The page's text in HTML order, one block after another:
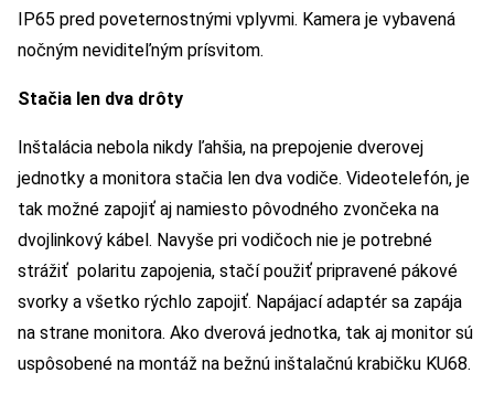
IP65 pred poveternostnými vplyvmi. Kamera je vybavená
nočným neviditeľným prísvitom.
Stačia len dva drôty
Inštalácia nebola nikdy ľahšia, na prepojenie dverovej
jednotky a monitora stačia len dva vodiče. Videotelefón, je
tak možné zapojiť aj namiesto pôvodného zvončeka na
dvojlinkový kábel. Navyše pri vodičoch nie je potrebné
strážiť polaritu zapojenia, stačí použiť pripravené pákové
svorky a všetko rýchlo zapojiť. Napájací adaptér sa zapája
na strane monitora. Ako dverová jednotka, tak aj monitor sú
uspôsobené na montáž na bežnú inštalačnú krabičku KU68.